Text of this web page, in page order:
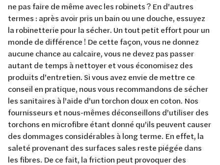
ne pas faire de même avec les robinets ? En d'autres
termes : après avoir pris un bain ou une douche, essuyez
la robinetterie pour la sécher. Un tout petit effort pour un
monde de différence ! De cette façon, vous ne donnez
aucune chance au calcaire, vous ne devez pas passer
autant de temps à nettoyer et vous économisez des
produits d'entretien. Si vous avez envie de mettre ce
conseil en pratique, nous vous recommandons de sécher
les sanitaires à l'aide d'un torchon doux en coton. Nos
fournisseurs et nous-mêmes déconseillons d'utiliser des
torchons en microfibre étant donné qu'ils peuvent causer
des dommages considérables à long terme. En effet, la
saleté provenant des surfaces sales reste piégée dans
les fibres. De ce fait, la friction peut provoquer des